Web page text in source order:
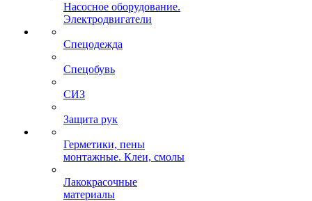
Насосное оборудование.
Электродвигатели
Спецодежда
Спецобувь
СИЗ
Защита рук
Герметики, пены
монтажные. Клеи, смолы
Лакокрасочные
материалы